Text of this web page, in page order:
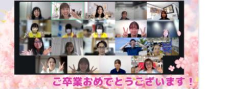
スタッフ紹介
最新ブログ